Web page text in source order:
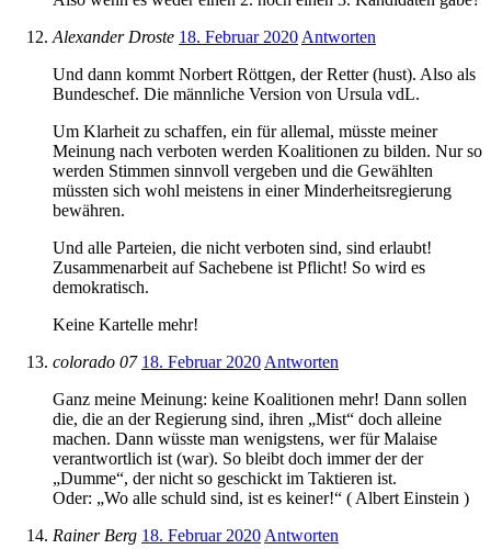
Alexander Droste 18. Februar 2020 Antworten
Und dann kommt Norbert Röttgen, der Retter (hust). Also als
Bundeschef. Die männliche Version von Ursula vdL.
Um Klarheit zu schaffen, ein für allemal, müsste meiner
Meinung nach verboten werden Koalitionen zu bilden. Nur so
werden Stimmen sinnvoll vergeben und die Gewählten
müssten sich wohl meistens in einer Minderheitsregierung
bewähren.
Und alle Parteien, die nicht verboten sind, sind erlaubt!
Zusammenarbeit auf Sachebene ist Pflicht! So wird es
demokratisch.
Keine Kartelle mehr!
colorado 07 18. Februar 2020 Antworten
Ganz meine Meinung: keine Koalitionen mehr! Dann sollen
die, die an der Regierung sind, ihren „Mist“ doch alleine
machen. Dann wüsste man wenigstens, wer für Malaise
verantwortlich ist (war). So bleibt doch immer der der
„Dumme“, der nicht so geschickt im Taktieren ist.
Oder: „Wo alle schuld sind, ist es keiner!“ ( Albert Einstein )
Rainer Berg 18. Februar 2020 Antworten